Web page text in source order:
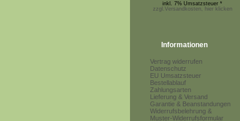
inkl. 7% Umsatzsteuer *
zzgl.Versandkosten, hier klicken
Informationen
Vertrag widerrufen
Datenschutz
EU Umsatzsteuer
Bestellablauf
Zahlungsarten
Lieferung & Versand
Garantie & Beanstandungen
Widerrufsbelehrung &
Muster-Widerrufsformular